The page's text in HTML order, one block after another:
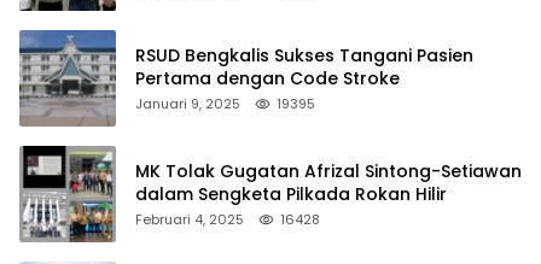
RSUD Bengkalis Sukses Tangani Pasien
Pertama dengan Code Stroke
Januari 9, 2025 19395
MK Tolak Gugatan Afrizal Sintong-Setiawan
dalam Sengketa Pilkada Rokan Hilir
Februari 4, 2025 16428